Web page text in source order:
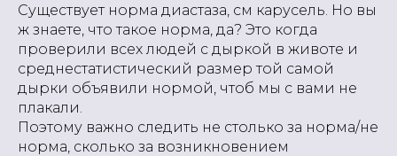
Существует норма диастаза, см карусель. Но вы
ж знаете, что такое норма, да? Это когда
проверили всех людей с дыркой в животе и
среднестатистический размер той самой
дырки объявили нормой, чтоб мы с вами не
плакали.
Поэтому важно следить не столько за норма/не
норма, сколько за возникновением